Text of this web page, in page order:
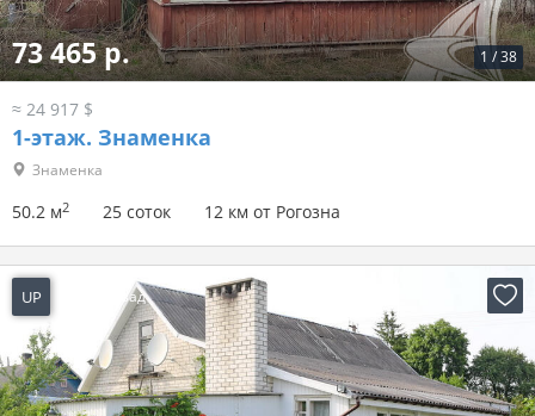
1 /38
73 465 р.
≈ 24 917 $
1-этаж. Знаменка
Знаменка
50.2 м2 25 соток 12 км от Рогозна
UP 2 дня назад